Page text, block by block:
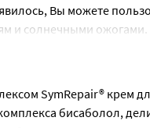
Вы можете
и солнечными
SymRepair® крем
бисаболол,